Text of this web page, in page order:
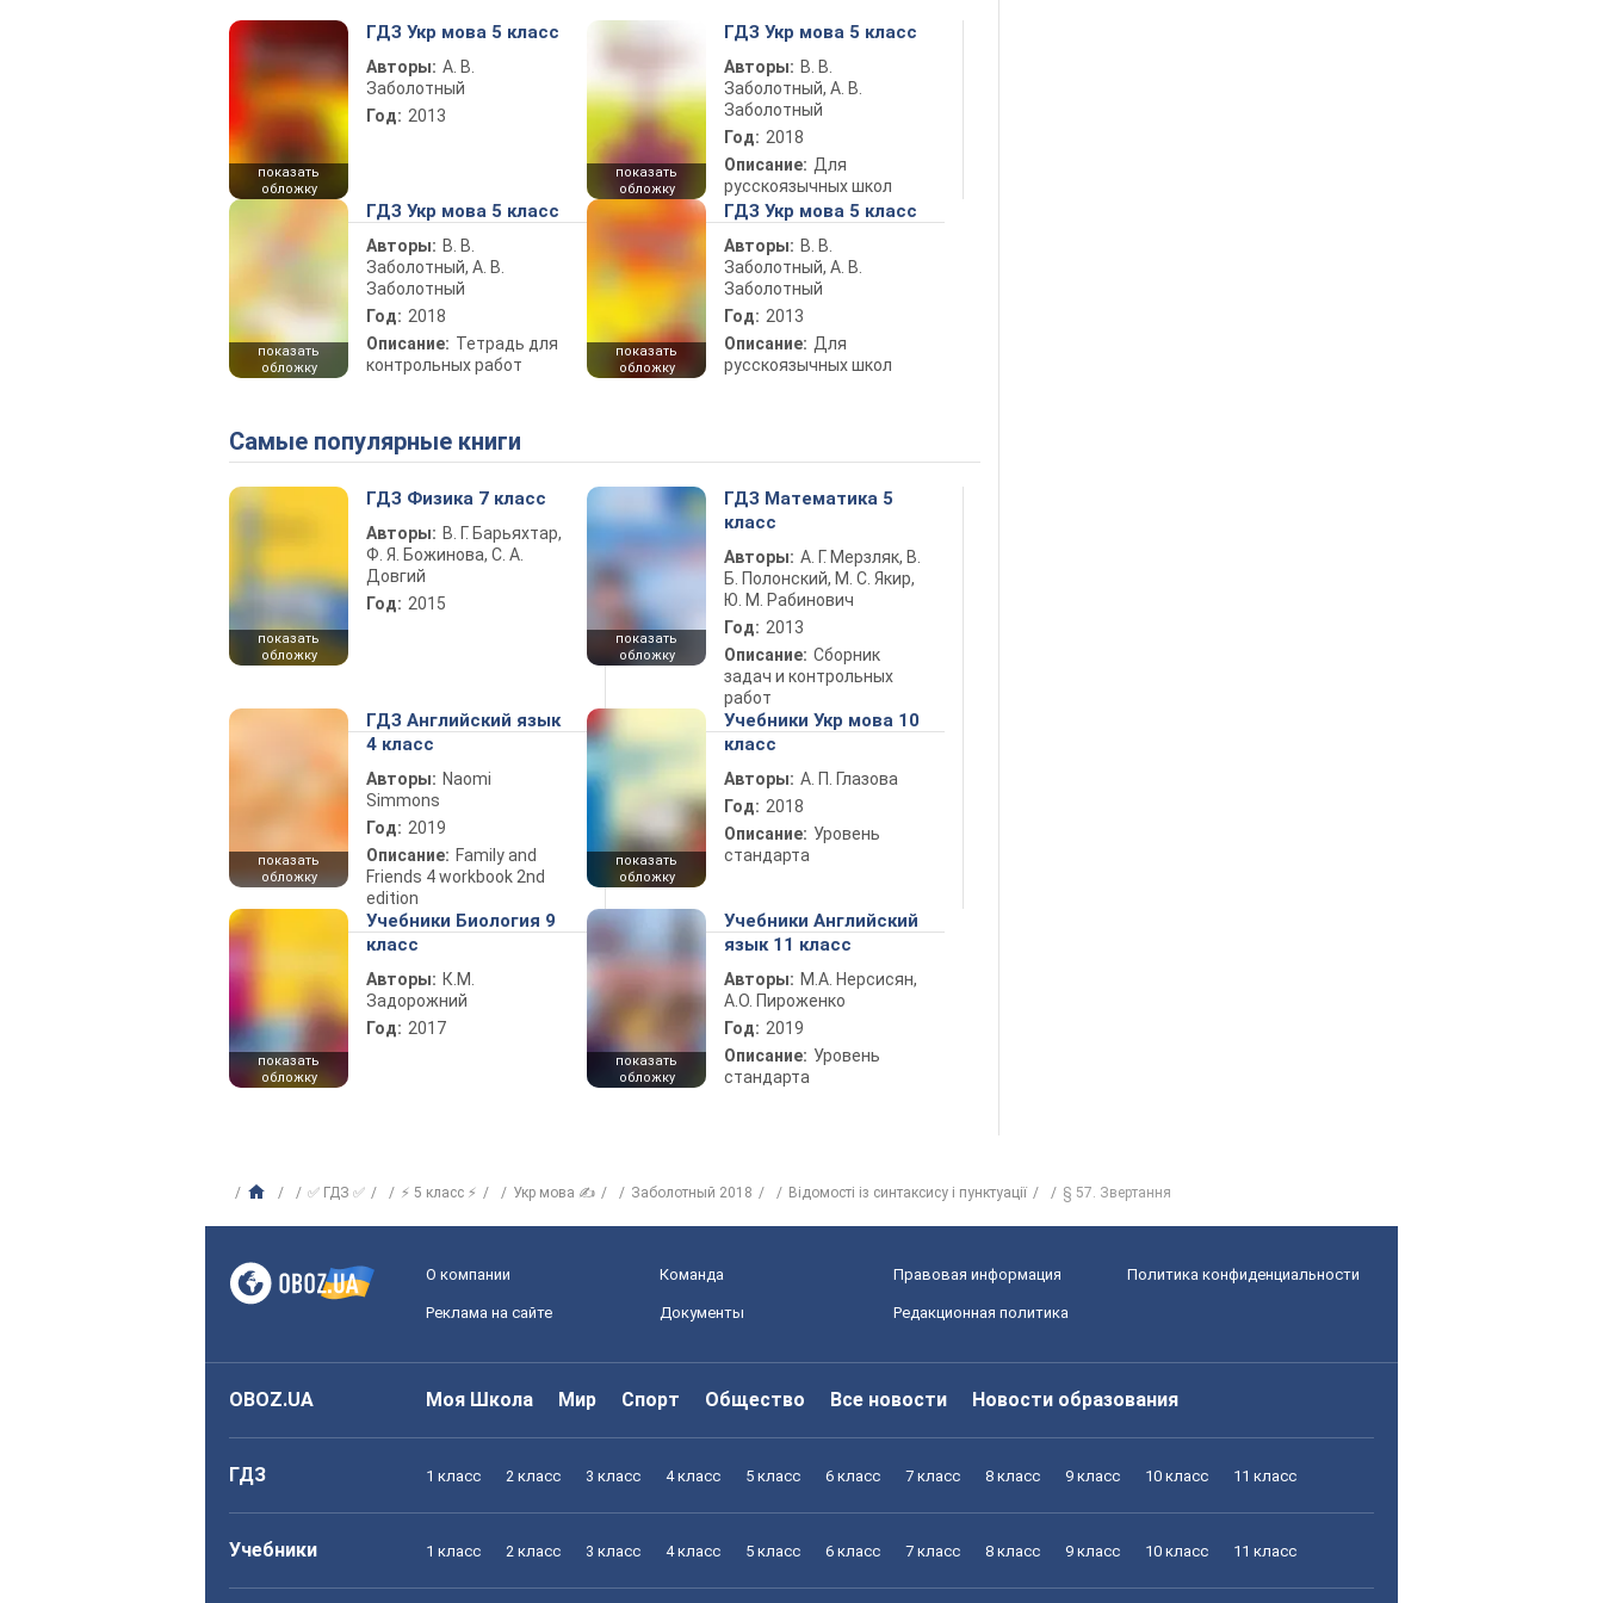
показать
обложку
ГДЗ Укр мова 5 класс
Авторы: А. В.
Заболотный
Год: 2013
показать
обложку
ГДЗ Укр мова 5 класс
Авторы: В. В.
Заболотный, А. В.
Заболотный
Год: 2018
Описание: Для
русскоязычных школ
показать
обложку
ГДЗ Укр мова 5 класс
Авторы: В. В.
Заболотный, А. В.
Заболотный
Год: 2018
Описание: Тетрадь для
контрольных работ
показать
обложку
ГДЗ Укр мова 5 класс
Авторы: В. В.
Заболотный, А. В.
Заболотный
Год: 2013
Описание: Для
русскоязычных школ
Самые популярные книги
показать
обложку
ГДЗ Физика 7 класс
Авторы: В. Г. Барьяхтар,
Ф. Я. Божинова, С. А.
Довгий
Год: 2015
показать
обложку
ГДЗ Математика 5
класс
Авторы: А. Г. Мерзляк, В.
Б. Полонский, М. С. Якир,
Ю. М. Рабинович
Год: 2013
Описание: Сборник
задач и контрольных
работ
показать
обложку
ГДЗ Английский язык
4 класс
Авторы: Naomi
Simmons
Год: 2019
Описание: Family and
Friends 4 workbook 2nd
edition
показать
обложку
Учебники Укр мова 10
класс
Авторы: А. П. Глазова
Год: 2018
Описание: Уровень
стандарта
показать
обложку
Учебники Биология 9
класс
Авторы: К.М.
Задорожний
Год: 2017
показать
обложку
Учебники Английский
язык 11 класс
Авторы: М.А. Нерсисян,
А.О. Пироженко
Год: 2019
Описание: Уровень
стандарта
✅ ГДЗ ✅ ⚡ 5 класс ⚡ Укр мова ✍ Заболотный 2018 Відомості із синтаксису і пунктуації § 57. Звертання
О компании Команда Правовая информация Политика конфиденциальности
Реклама на сайте Документы Редакционная политика
OBOZ.UA Моя Школа Мир Спорт Общество Все новости Новости образования
ГДЗ 1 класс 2 класс 3 класс 4 класс 5 класс 6 класс 7 класс 8 класс 9 класс 10 класс 11 класс
Учебники 1 класс 2 класс 3 класс 4 класс 5 класс 6 класс 7 класс 8 класс 9 класс 10 класс 11 класс